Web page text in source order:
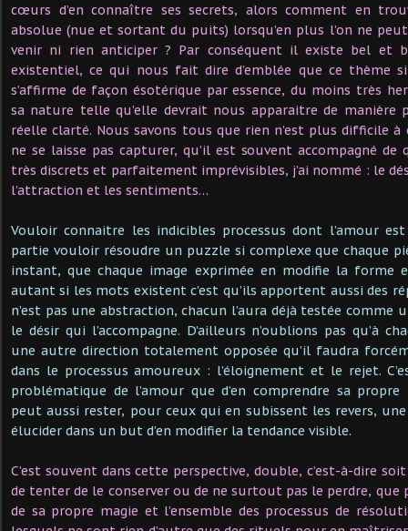
cœurs d’en connaître ses secrets, alors comment en
absolue (nue et sortant du puits) lorsqu’en plus l’on ne
venir ni rien anticiper ? Par conséquent il existe bel et
existentiel, ce qui nous fait dire d’emblée que ce thème
s’affirme de façon ésotérique par essence, du moins très
sa nature telle qu’elle devrait nous apparaitre de
réelle clarté. Nous savons tous que rien n’est plus difficile à
ne se laisse pas capturer, qu’il est souvent accompagné de
très discrets et parfaitement imprévisibles, j’ai nommé : le
l’attraction et les sentiments…
Vouloir connaitre les indicibles processus dont l’amour
partie vouloir résoudre un puzzle si complexe que chaque
instant, que chaque image exprimée en modifie la forme
autant si les mots existent c’est qu’ils apportent aussi des
n’est pas une abstraction, chacun l’aura déjà testée comme
le désir qui l’accompagne. D’ailleurs n’oublions pas qu’à
une autre direction totalement opposée qu’il faudra
dans le processus amoureux : l’éloignement et le rejet.
problématique de l’amour que d’en comprendre sa
peut aussi rester, pour ceux qui en subissent les revers,
élucider dans un but d’en modifier la tendance visible.
C’est souvent dans cette perspective, double, c’est-à-dire
de tenter de le conserver ou de ne surtout pas le perdre, que
de sa propre magie et l’ensemble des processus de